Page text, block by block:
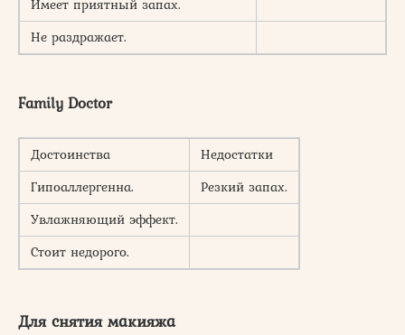
Имеет приятный запах.
Не раздражает.
Family Doctor
Достоинства
Недостатки
Гипоаллергенна.
Резкий запах.
Увлажняющий эффект.
Стоит недорого.
Для снятия макияжа